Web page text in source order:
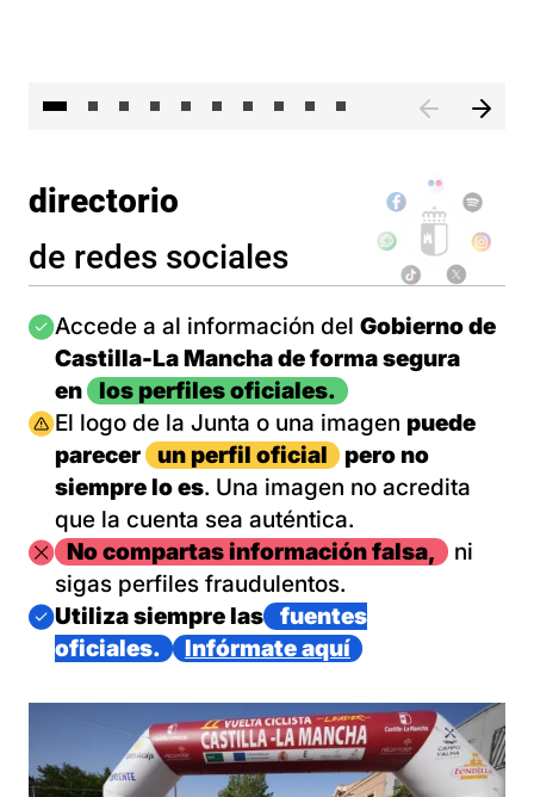
directorio
de redes sociales
Imagen
Accede a al información del Gobierno de
Castilla-La Mancha de forma segura
en
los perfiles oficiales.
Imagen
El logo de la Junta o una imagen puede
parecer
un perfil oficial
pero no
siempre lo es. Una imagen no acredita
que la cuenta sea auténtica.
ImagenNo compartas información falsa,
ni
sigas perfiles fraudulentos.
Imagen
Utiliza siempre las
fuentes
oficiales.
Infórmate aquí